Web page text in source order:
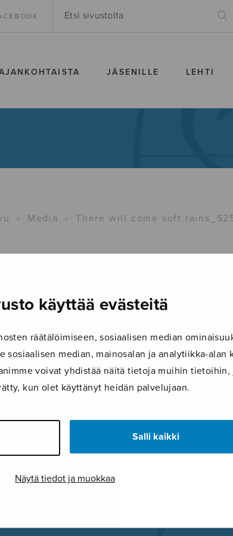
käyttää evästeitä
räätälöimiseen, sosiaalisen median
sosiaalisen median, mainosalan ja analytiikka-alan
voivat yhdistää näitä tietoja muihin
kun olet käyttänyt heidän palvelujaan.
Salli kaikki
Näytä tiedot ja muokkaa
JÄSENILLE LEHTI
› Media › There will come soft
will come soft rains_S2526